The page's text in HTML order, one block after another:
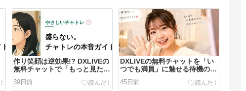
作り笑顔は逆効果!? DXLIVEの
無料チャットで「もっと見た
39日前
DXLIVEの無料チャットを「い
つでも満員」に魅せる待機のコ
45日前